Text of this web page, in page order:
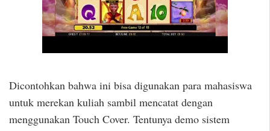
Dicontohkan bahwa ini bisa digunakan para mahasiswa
untuk merekan kuliah sambil mencatat dengan
menggunakan Touch Cover. Tentunya demo sistem